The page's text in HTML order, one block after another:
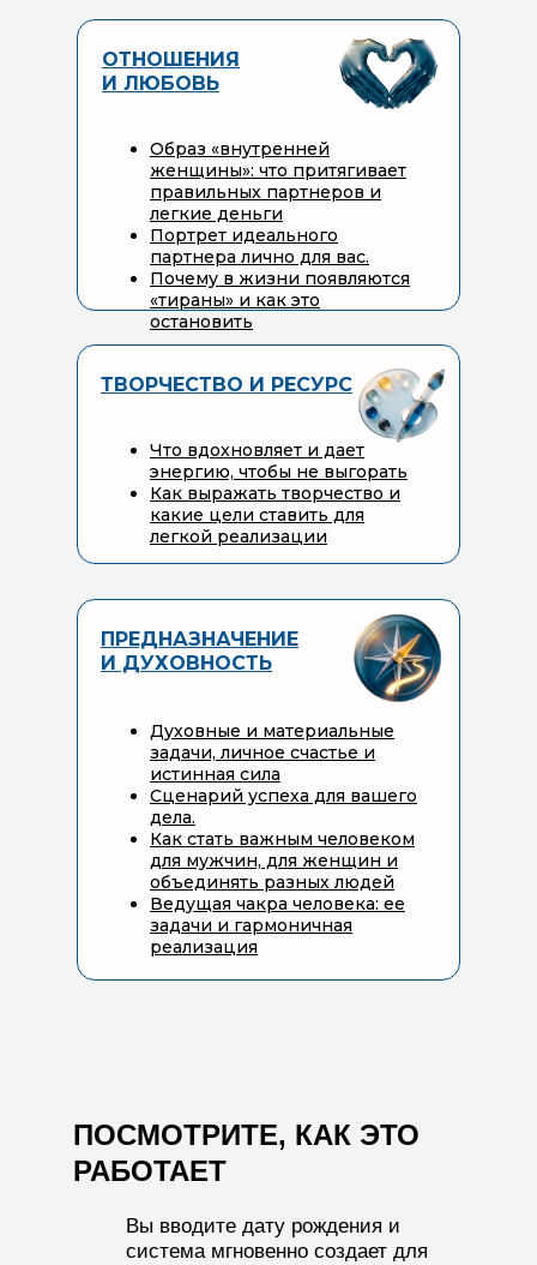
Что вдохновляет и дает
энергию, чтобы не выгорать
Как выражать творчество и
какие цели ставить для
легкой реализации
ТВОРЧЕСТВО И РЕСУРС
Духовные и материальные
задачи, личное счастье и
истинная сила
Сценарий успеха для вашего
дела.
Как стать важным человеком
для мужчин, для женщин и
объединять разных людей
Ведущая чакра человека: ее
задачи и гармоничная
реализация
ПРЕДНАЗНАЧЕНИЕ
И ДУХОВНОСТЬ
Образ «внутренней
женщины»: что притягивает
правильных партнеров и
легкие деньги
Портрет идеального
партнера лично для вас.
Почему в жизни появляются
«тираны» и как это
остановить
ОТНОШЕНИЯ
И ЛЮБОВЬ
Вы вводите дату рождения и
система мгновенно создает для
ПОСМОТРИТЕ, КАК ЭТО
РАБОТАЕТ